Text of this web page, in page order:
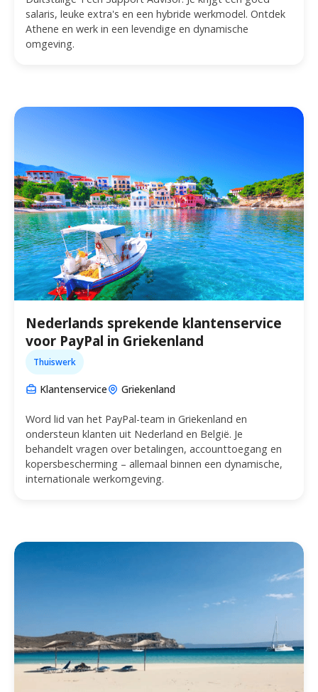
salaris, leuke extra's en een hybride werkmodel. Ontdek
Athene en werk in een levendige en dynamische
omgeving.
Nederlands sprekende klantenservice
voor PayPal in Griekenland
Thuiswerk
Klantenservice Griekenland
Word lid van het PayPal-team in Griekenland en
ondersteun klanten uit Nederland en België. Je
behandelt vragen over betalingen, accounttoegang en
kopersbescherming – allemaal binnen een dynamische,
internationale werkomgeving.